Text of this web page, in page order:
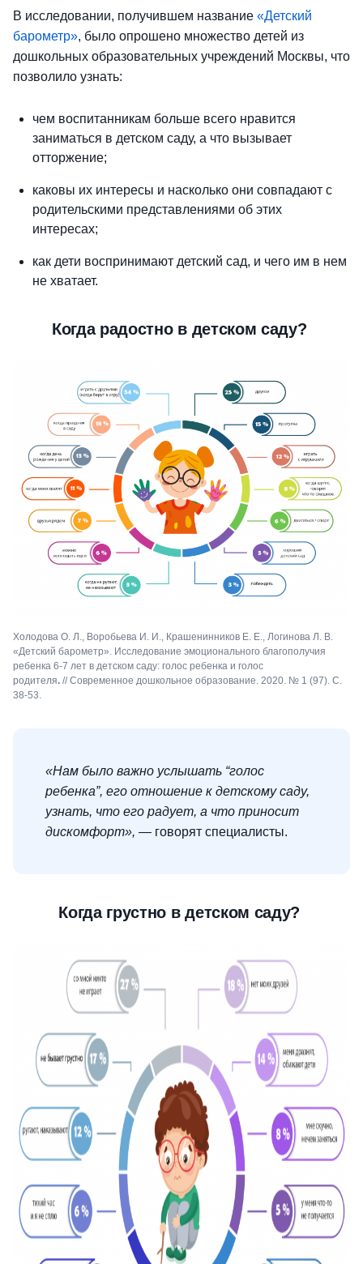
В исследовании, получившем название «Детский
барометр», было опрошено множество детей из
дошкольных образовательных учреждений Москвы, что
позволило узнать:
чем воспитанникам больше всего нравится
заниматься в детском саду, а что вызывает
отторжение;
каковы их интересы и насколько они совпадают с
родительскими представлениями об этих
интересах;
как дети воспринимают детский сад, и чего им в нем
не хватает.
Когда радостно в детском саду?
Холодова О. Л., Воробьева И. И., Крашенинников Е. Е., Логинова Л. В.
«Детский барометр». Исследование эмоционального благополучия
ребенка 6-7 лет в детском саду: голос ребенка и голос
родителя. // Современное дошкольное образование. 2020. № 1 (97). С.
38-53.
«Нам было важно услышать “голос
ребенка”, его отношение к детскому саду,
узнать, что его радует, а что приносит
дискомфорт», — говорят специалисты.
Когда грустно в детском саду?